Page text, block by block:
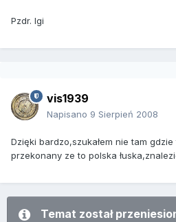
Pzdr. Igi
vis1939
Napisano 9 Sierpień 2008
Dzięki bardzo,szukałem nie tam gdzie
przekonany ze to polska
Temat został